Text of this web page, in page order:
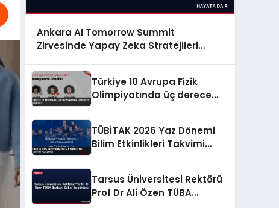
Ankara AI Tomorrow Summit
Zirvesinde Yapay Zeka Stratejileri
Türkiye 10 Avrupa Fizik
Olimpiyatında üç derece
TÜBİTAK 2026 Yaz Dönemi
Bilim Etkinlikleri Takvimi
Tarsus Üniversitesi Rektörü
Prof Dr Ali Özen TÜBA